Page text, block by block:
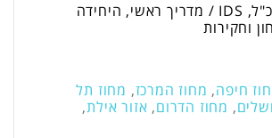
איתי לוין | מנכ"ל, IDS / מדריך ראשי, היחידה
וחקירות
חיפה, מחוז המרכז, מחוז תל
, מחוז הדרום, אזור אילת,